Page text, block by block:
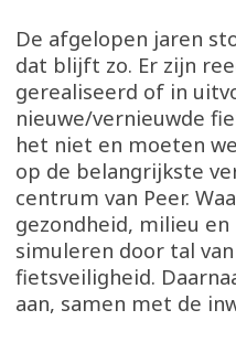
De afgelopen jaren
dat blijft zo. Er zijn
gerealiseerd of in
nieuwe/vernieuwde
het niet en moeten
op de belangrijkste
centrum van Peer.
gezondheid, milieu
simuleren door tal
fietsveiligheid.
aan, samen met de